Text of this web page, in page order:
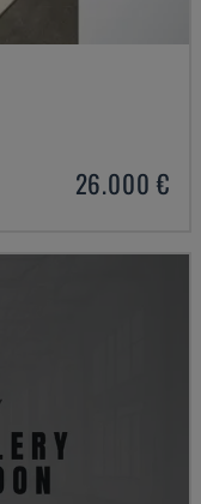
26.000 €